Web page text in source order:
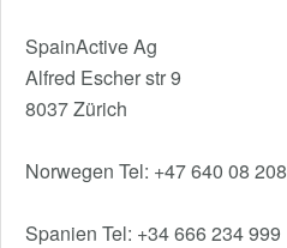
SpainActive Ag
Alfred Escher str 9
8037 Zürich
Norwegen Tel: +47 640 08 208
Spanien Tel: +34 666 234 999